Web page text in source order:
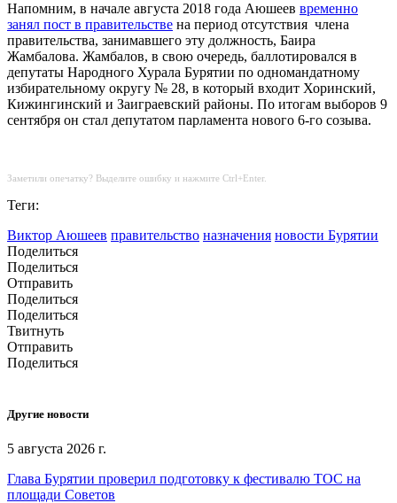
Напомним, в начале августа 2018 года Аюшеев временно
занял пост в правительстве на период отсутствия члена
правительства, занимавшего эту должность, Баира
Жамбалова. Жамбалов, в свою очередь, баллотировался в
депутаты Народного Хурала Бурятии по одномандатному
избирательному округу № 28, в который входит Хоринский,
Кижингинский и Заиграевский районы. По итогам выборов 9
сентября он стал депутатом парламента нового 6-го созыва.
Заметили опечатку? Выделите ошибку и нажмите Ctrl+Enter.
Теги:
Виктор Аюшеев правительство назначения новости Бурятии
Поделиться
Поделиться
Отправить
Поделиться
Поделиться
Твитнуть
Отправить
Поделиться
Другие новости
5 августа 2026 г.
Глава Бурятии проверил подготовку к фестивалю ТОС на
площади Советов